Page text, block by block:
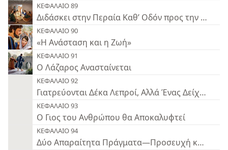
ΚΕΦΑΛΑΙΟ 89
Διδάσκει στην Περαία Καθ’ Οδόν προς την
ΚΕΦΑΛΑΙΟ 90
«Η Ανάσταση και η Ζωή»
ΚΕΦΑΛΑΙΟ 91
Ο Λάζαρος Ανασταίνεται
ΚΕΦΑΛΑΙΟ 92
Γιατρεύονται Δέκα Λεπροί, Αλλά Ένας Δείχνει
ΚΕΦΑΛΑΙΟ 93
Ο Γιος του Ανθρώπου θα Αποκαλυφτεί
ΚΕΦΑΛΑΙΟ 94
Δύο Απαραίτητα Πράγματα—Προσευχή και